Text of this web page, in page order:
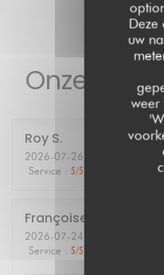
Deze
uw
weer
Onze
Roy S
2026-07-26 - 19:30 -
Service : 5/5
Françoise
2026-07-24
Service : 5/5